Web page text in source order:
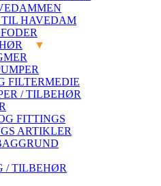
HAVEDAM
FILTERMEDIE
/ TILBEHØR
FITTINGS
ARTIKLER
/ TILBEHØR